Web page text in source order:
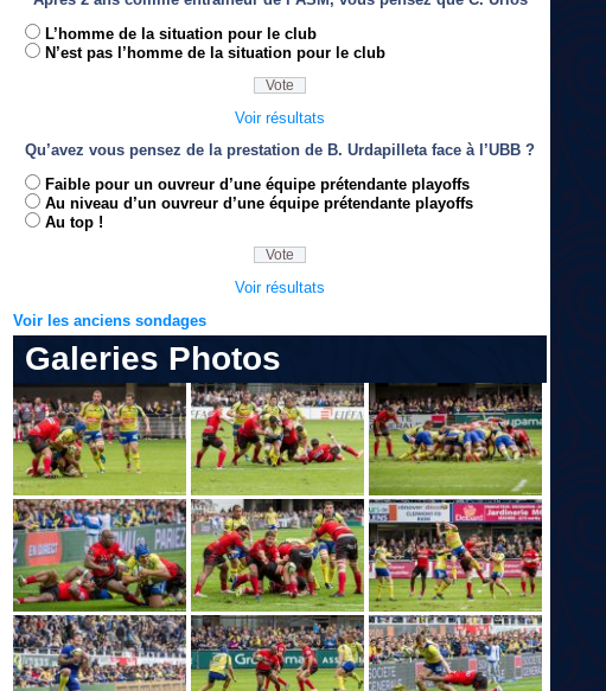
L’homme de la situation pour le club
N’est pas l’homme de la situation pour le club
Voir résultats
Qu’avez vous pensez de la prestation de B. Urdapilleta face à l’UBB ?
Faible pour un ouvreur d’une équipe prétendante playoffs
Au niveau d’un ouvreur d’une équipe prétendante playoffs
Au top !
Voir résultats
Voir les anciens sondages
Galeries Photos